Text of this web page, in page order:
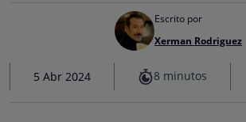
Escrito por
Xerman Rodriguez
5 Abr 2024 8 minutos